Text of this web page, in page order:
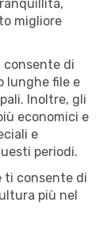
migliore
consente di
lunghe file e
Inoltre, gli
economici e
e
periodi.
ti consente di
più nel